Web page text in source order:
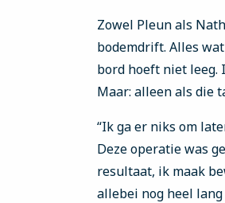
Zowel Pleun als
bodemdrift. Alles
bord hoeft niet leeg.
Maar: alleen als die
“Ik ga er niks om
Deze operatie was
resultaat, ik maak
allebei nog heel lang